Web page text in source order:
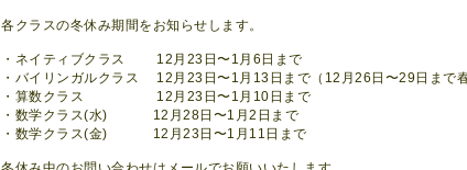
各クラスの冬休み期間をお知らせします。
・ネイティブクラス 12月23日〜1月6日まで
・バイリンガルクラス 12月23日〜1月13日まで （12月26日〜29日まで
・算数クラス 12月23日〜1月10日まで
・数学クラス(水) 12月28日〜1月2日まで
・ 数学クラス(金) 12月23日〜1月11日まで